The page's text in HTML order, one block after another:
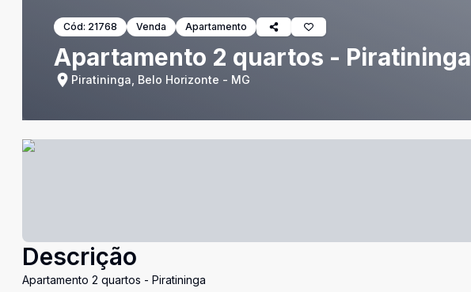
Cód: 21768 Venda Apartamento
Apartamento 2 quartos - Piratininga
Piratininga, Belo Horizonte - MG
Descrição
Apartamento 2 quartos - Piratininga